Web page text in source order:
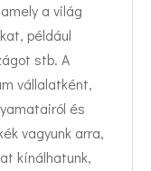
a világ
például
stb. A
vállalatként,
és
vagyunk arra,
kínálhatunk,